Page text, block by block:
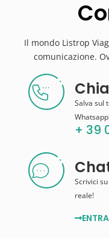
Il mondo Listrop
comunicazione.
Salva sul
+ 39
Scrivici
reale!